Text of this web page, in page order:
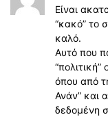
Είναι
“κακό” το
καλό.
Αυτό που
όπου από
Ανάν” και
δεδομένη